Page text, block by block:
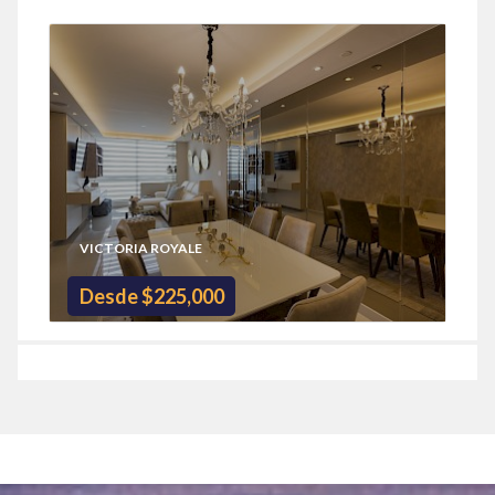
VICTORIA ROYALE
Desde $225,000